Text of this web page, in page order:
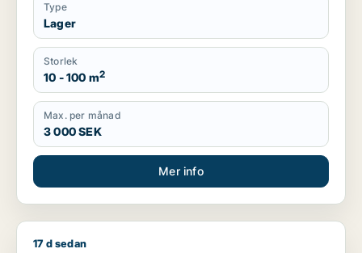
Type
Lager
Storlek
10 - 100 m2
Max. per månad
3 000 SEK
Mer info
Katja söker kontor, klinik eller garage för uthyrning i Nacka
17 d sedan